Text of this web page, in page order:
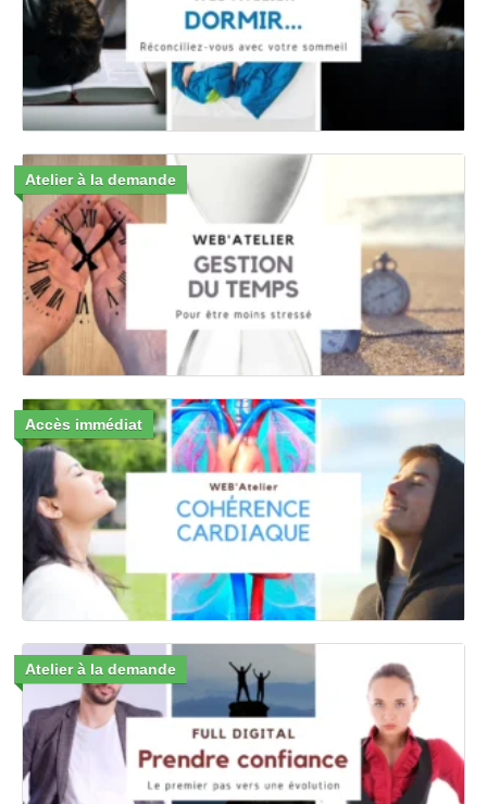
Atelier à la demande
Accès immédiat
Atelier à la demande